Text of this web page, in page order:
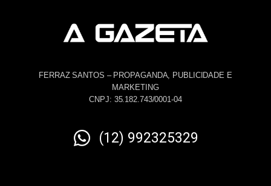
FERRAZ SANTOS – PROPAGANDA, PUBLICIDADE E
MARKETING
CNPJ: 35.182.743/0001-04
(12) 992325329